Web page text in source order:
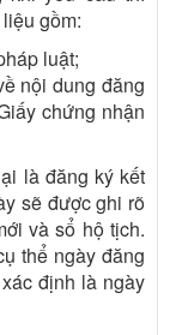
gồm:
luật;
nội dung đăng
chứng nhận
là đăng ký kết
sẽ được ghi rõ
và sổ hộ tịch.
thể ngày đăng
định là ngày